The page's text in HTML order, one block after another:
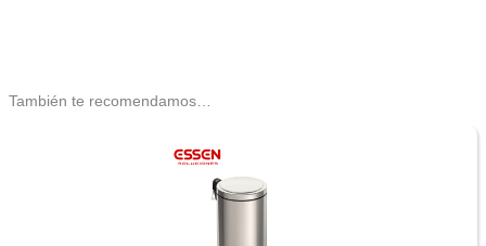
También te recomendamos…